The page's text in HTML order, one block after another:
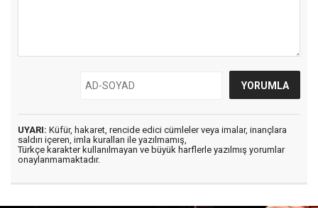
UYARI: Küfür, hakaret, rencide edici cümleler veya imalar, inançlara
saldırı içeren, imla kuralları ile yazılmamış,
Türkçe karakter kullanılmayan ve büyük harflerle yazılmış yorumlar
onaylanmamaktadır.